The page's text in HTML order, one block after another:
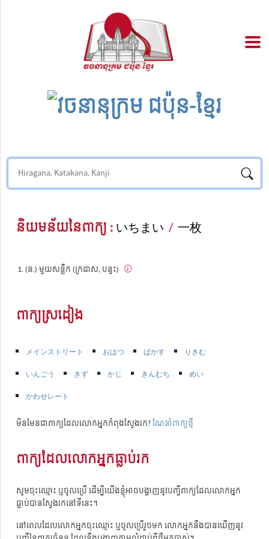
និយមន័យនៃពាក្យ :いちまい / 一枚
(ន.) មួយសន្លឹក (ក្រដាស, បន្ទះ)
ពាក្យស្រដៀង
メインストリート おはつ ばかす
りきむ
いんごう
きず かじ きんむち
めい
かわせレート
មិនមែនជាពាក្យដែលលោកអ្នកកំពុងស្វែងរក?ណែនាំពាក្យថ្មី
ពាក្យដែលលោកអ្នកធ្លាប់រក
សូមចុះឈ្មោះ ឬចូលប្រើ ដើម្បីយើងខ្ញុំអាចបង្ហាញនូវបញ្ជីពាក្យដែលលោកអ្នក
ធ្លាប់បានស្វែងរកនៅទីនេះ។
នៅពេលដែលលោកអ្នកចុះឈ្មោះ ឬចូលប្រើរួចមក លោកអ្នកនឹងបានឃើញនូវ